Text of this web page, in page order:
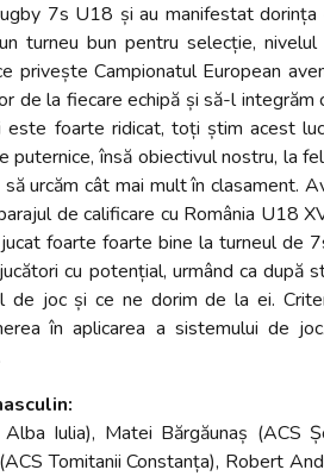
7s U18 și au manifestat
turneu bun pentru selecție,
privește Campionatul European
de la fiecare echipă și să-l
foarte ridicat, toți știm acest
puternice, însă obiectivul nostru, la
să urcăm cât mai mult în clasament.
de calificare cu România U18
foarte foarte bine la turneul de
cu potențial, urmând ca după
de joc și ce ne dorim de la ei.
în aplicarea a sistemului de
Iulia), Matei Bărgăunaș (ACS
Tomitanii Constanța), Robert